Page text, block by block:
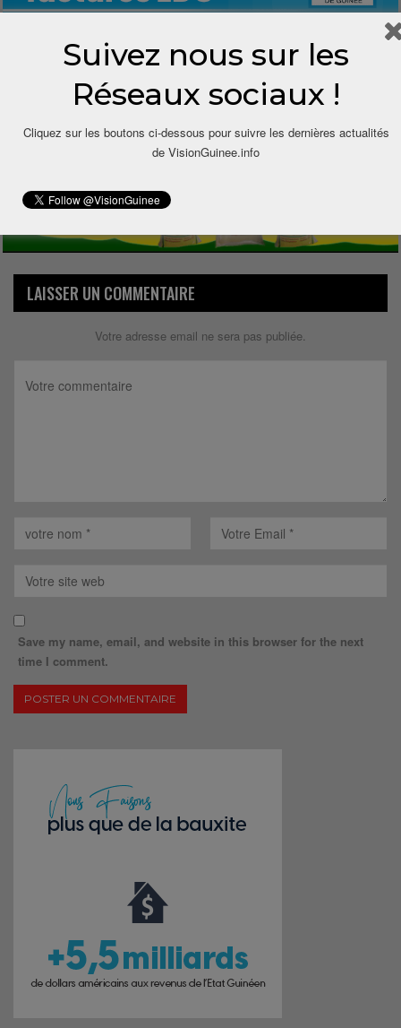
LAISSER UN COMMENTAIRE
Votre adresse email ne sera pas publiée.
Save my name, email, and website in this browser for the next
time I comment.
Suivez nous sur les
Réseaux sociaux !
Cliquez sur les boutons ci-dessous pour suivre les dernières actualités
de VisionGuinee.info